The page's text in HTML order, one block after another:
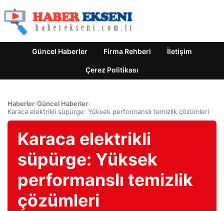
Güncel Haberler Firma Rehberi İletişim
Çerez Politikası
Haberler›Güncel Haberler›
Karaca elektrikli süpürge: Yüksek performanslı temizlik çözümleri
Karaca elektrikli
süpürge: Yüksek
performanslı temizlik
çözümleri